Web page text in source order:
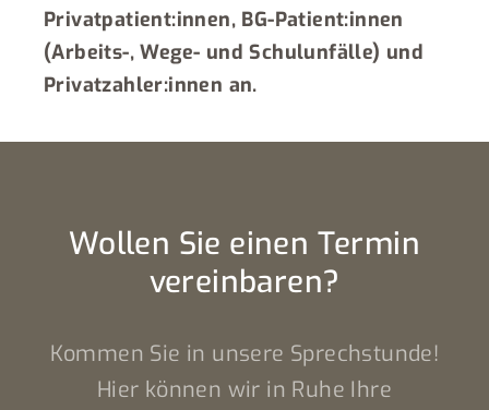
Privatpatient:innen, BG-Patient:innen
(Arbeits-, Wege- und Schulunfälle) und
Privatzahler:innen an.
Wollen Sie einen Termin
vereinbaren?
Kommen Sie in unsere Sprechstunde!
Hier können wir in Ruhe Ihre